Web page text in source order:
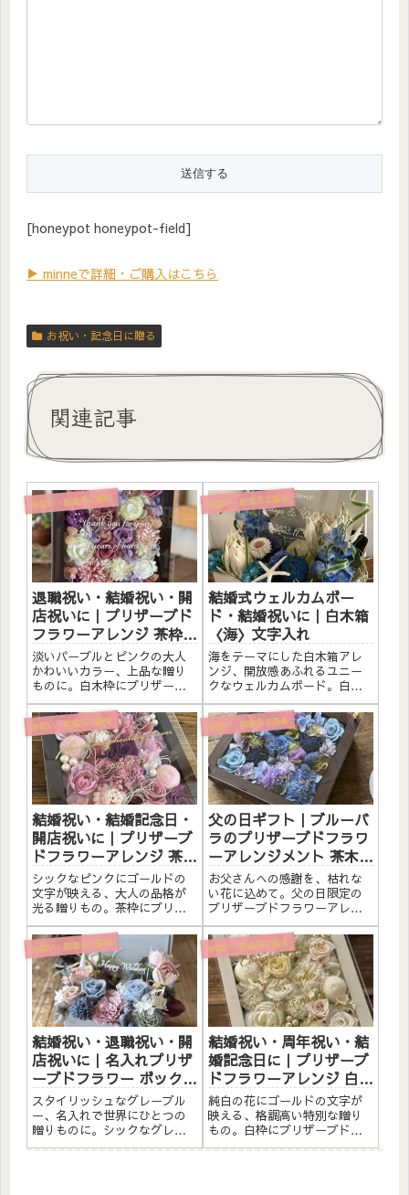
[honeypot honeypot-field]
▶ minneで詳細・ご購入はこちら
お祝い・記念日に贈る
関連記事
お祝い・記念日に贈る
退職祝い・結婚祝い・開
店祝いに｜プリザーブド
フラワーアレンジ 茶枠
〈ピンクパープル白〉文
字入れ
淡いパープルとピンクの大人
かわいいカラー、上品な贈り
ものに。白木枠にプリザーブ
ドフラワーと造花をたっぷり
アレンジしました。アクリル
プレートへの白文字入れ無
料。自立するので壁かけでも
置き型でも飾れます。こんな
方へ退職祝い・感謝の贈りも
のに結婚...
お祝い・記念日に贈る
結婚式ウェルカムボー
ド・結婚祝いに｜白木箱
〈海〉文字入れ
海をテーマにした白木箱アレ
ンジ、開放感あふれるユニー
クなウェルカムボード。白木
箱にプリザーブドフラワーと
素材をたっぷりアレンジしま
した。アクリルプレートへの
メッセージ入れ無料。自立す
るので壁かけでも置き型でも
飾れます。こんな方へ結婚式
のウェ...
お祝い・記念日に贈る
結婚祝い・結婚記念日・
開店祝いに｜プリザーブ
ドフラワーアレンジ 茶枠
〈シックピンク〉ゴール
ド文字入れ
シックなピンクにゴールドの
文字が映える、大人の品格が
光る贈りもの。茶枠にプリザ
ーブドフラワーと造花をたっ
ぷりアレンジしました。アク
リルプレートへのメッセージ
入れ無料。自立するので壁か
けでも置き型でも飾れます。
こんな方へ結婚祝い・結婚記
念日の...
お祝い・記念日に贈る
父の日ギフト｜ブルーバ
ラのプリザーブドフラワ
ーアレンジメント 茶木枠
〈ゴールド文字入れ〉
お父さんへの感謝を、枯れな
い花に込めて。父の日限定の
プリザーブドフラワーアレン
ジメント。深みのあるブルー
のバラとアジサイを、手づく
りの茶木枠にたっぷりアレン
ジしました。アクリルプレー
トにはゴールドの文字で
「Thank you」が入り、特別
感...
お祝い・記念日に贈る
結婚祝い・退職祝い・開
店祝いに｜名入れプリザ
ーブドフラワー ボックス
アレンジ〈グレーブル
ー〉
スタイリッシュなグレーブル
ー、名入れで世界にひとつの
贈りものに。シックなグレー
ブルーのプリザーブドフラワ
お祝い・記念日に贈る
結婚祝い・周年祝い・結
婚記念日に｜プリザーブ
ドフラワーアレンジ 白枠
〈白〉ゴールド文字入れ
純白の花にゴールドの文字が
映える、格調高い特別な贈り
もの。白枠にプリザーブドフ
ラワーと造花をたっぷりアレ